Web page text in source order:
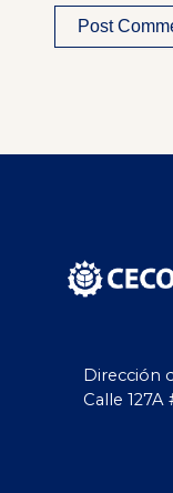
Dirección
Calle 127A